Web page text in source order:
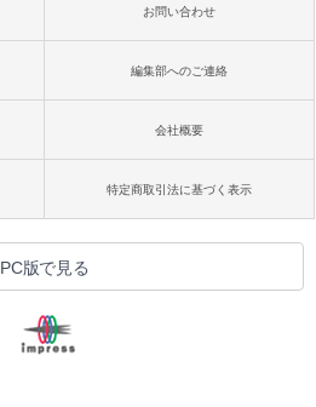
お問い合わせ
編集部へのご連絡
会社概要
特定商取引法に基づく表示
PC版で見る